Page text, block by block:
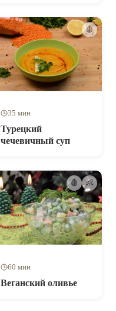
🩸
35 мин
Турецкий
чечевичный суп
🩸 👶
60 мин
Веганский оливье